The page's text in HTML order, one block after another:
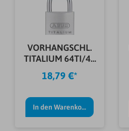
VORHANGSCHL.
TITALIUM 64TI/40
TWINS B/SB
18,79 €*
In den Warenkorb